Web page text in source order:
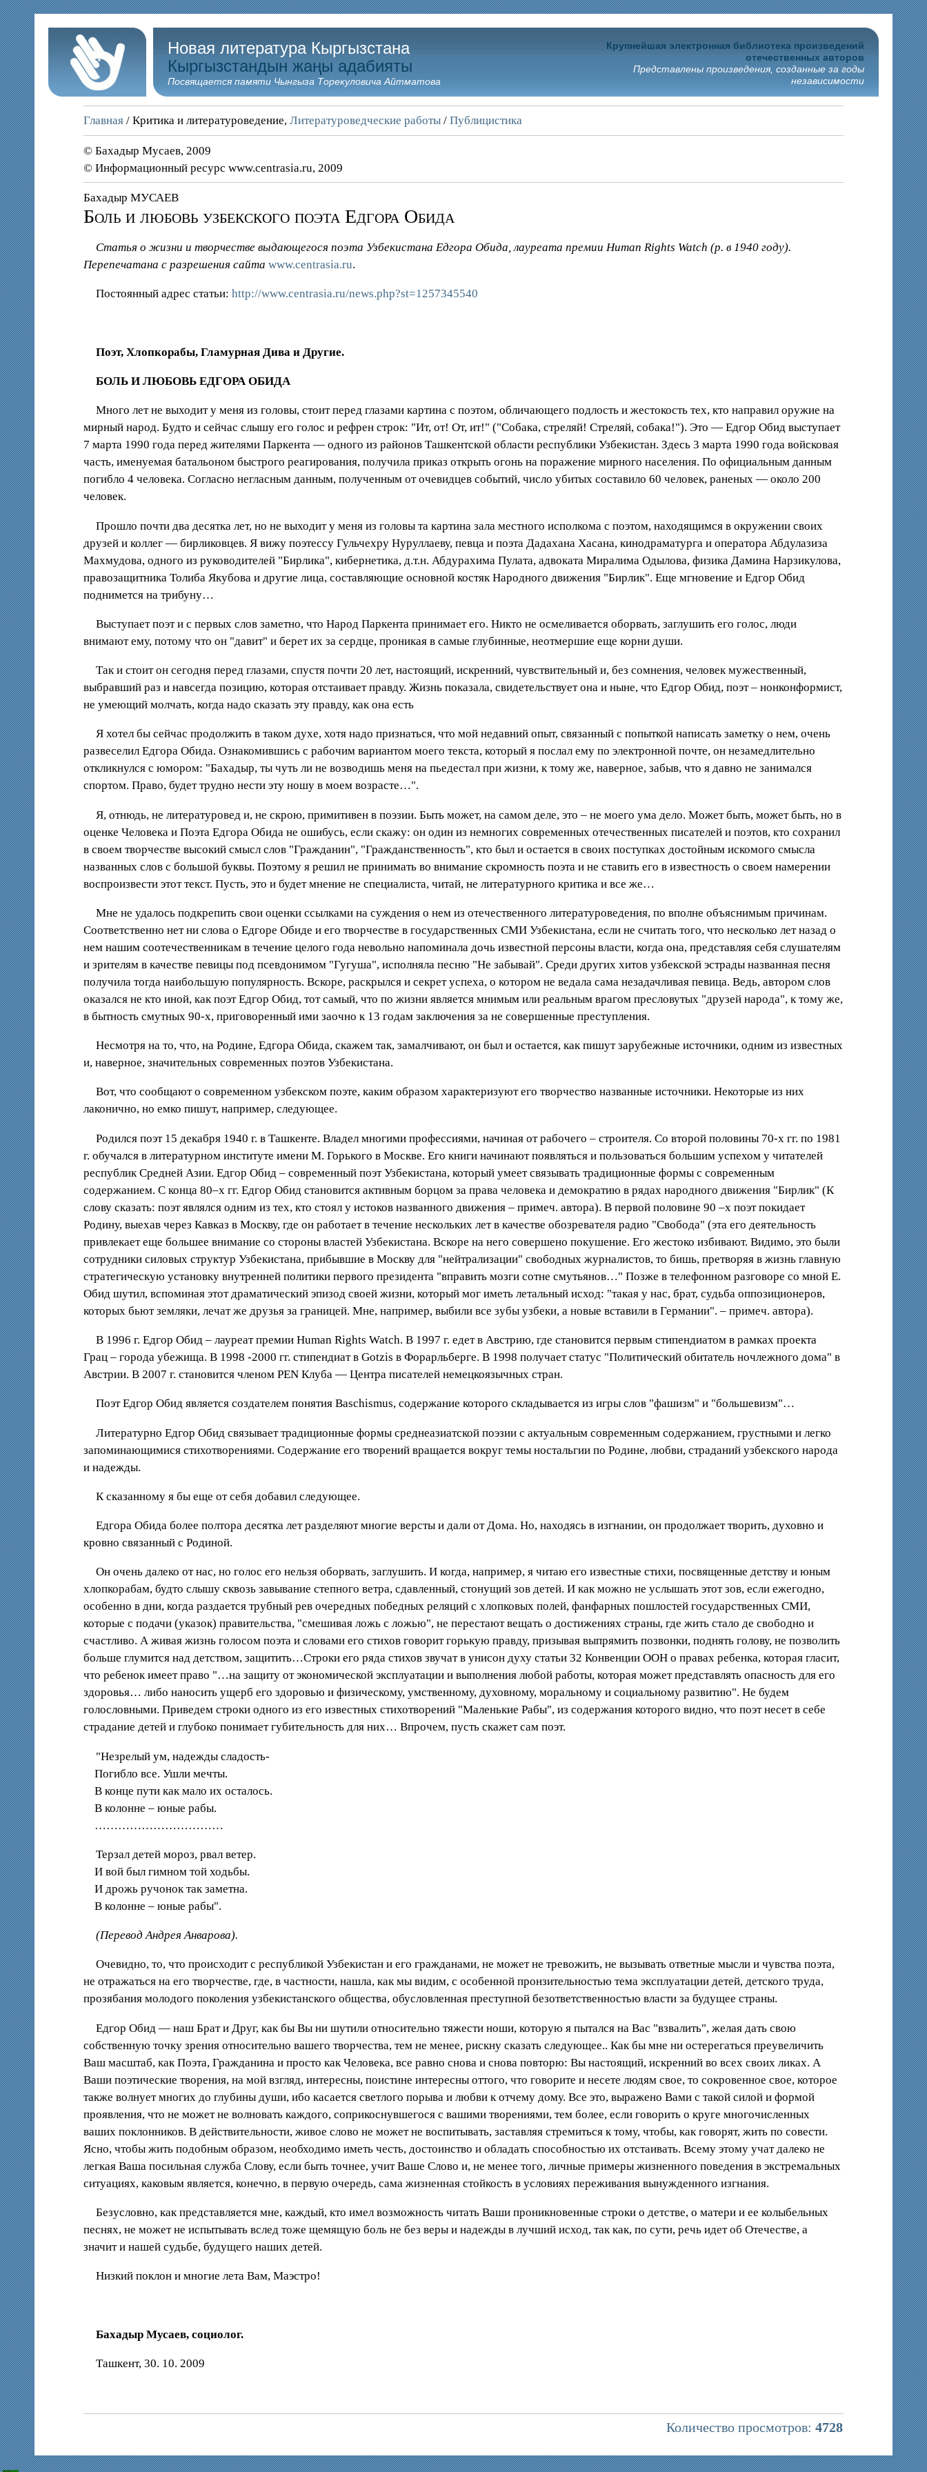
Новая литература Кыргызстана
Кыргызстандын жаңы адабияты
Посвящается памяти Чынгыза Торекуловича Айтматова
Крупнейшая электронная библиотека произведений
отечественных авторов
Представлены произведения, созданные за годы
независимости
Главная / Критика и литературоведение,Литературоведческие работы /Публицистика
© Бахадыр Мусаев, 2009
© Информационный ресурс www.centrasia.ru, 2009
Бахадыр МУСАЕВ
Боль и любовь узбекского поэта Едгора Обида
Статья о жизни и творчестве выдающегося поэта Узбекистана Едгора Обида, лауреата премии Human Rights Watch (р. в 1940 году).
Перепечатана с разрешения сайта www.centrasia.ru.
Постоянный адрес статьи:http://www.centrasia.ru/news.php?st=1257345540
Поэт, Хлопкорабы, Гламурная Дива и Другие.
БОЛЬ И ЛЮБОВЬ ЕДГОРА ОБИДА
Много лет не выходит у меня из головы, стоит перед глазами картина с поэтом, обличающего подлость и жестокость тех, кто направил оружие на
мирный народ. Будто и сейчас слышу его голос и рефрен строк: "Ит, от! От, ит!" ("Собака, стреляй! Стреляй, собака!"). Это — Едгор Обид выступает
7 марта 1990 года перед жителями Паркента — одного из районов Ташкентской области республики Узбекистан. Здесь 3 марта 1990 года войсковая
часть, именуемая батальоном быстрого реагирования, получила приказ открыть огонь на поражение мирного населения. По официальным данным
погибло 4 человека. Согласно негласным данным, полученным от очевидцев событий, число убитых составило 60 человек, раненых — около 200
человек.
Прошло почти два десятка лет, но не выходит у меня из головы та картина зала местного исполкома с поэтом, находящимся в окружении своих
друзей и коллег — бирликовцев. Я вижу поэтессу Гульчехру Нуруллаеву, певца и поэта Дадахана Хасана, кинодраматурга и оператора Абдулазиза
Махмудова, одного из руководителей "Бирлика", кибернетика, д.т.н. Абдурахима Пулата, адвоката Миралима Одылова, физика Дамина Нарзикулова,
правозащитника Толиба Якубова и другие лица, составляющие основной костяк Народного движения "Бирлик". Еще мгновение и Едгор Обид
поднимется на трибуну…
Выступает поэт и с первых слов заметно, что Народ Паркента принимает его. Никто не осмеливается оборвать, заглушить его голос, люди
внимают ему, потому что он "давит" и берет их за сердце, проникая в самые глубинные, неотмершие еще корни души.
Так и стоит он сегодня перед глазами, спустя почти 20 лет, настоящий, искренний, чувствительный и, без сомнения, человек мужественный,
выбравший раз и навсегда позицию, которая отстаивает правду. Жизнь показала, свидетельствует она и ныне, что Едгор Обид, поэт – нонконформист,
не умеющий молчать, когда надо сказать эту правду, как она есть
Я хотел бы сейчас продолжить в таком духе, хотя надо признаться, что мой недавний опыт, связанный с попыткой написать заметку о нем, очень
развеселил Едгора Обида. Ознакомившись с рабочим вариантом моего текста, который я послал ему по электронной почте, он незамедлительно
откликнулся с юмором: "Бахадыр, ты чуть ли не возводишь меня на пьедестал при жизни, к тому же, наверное, забыв, что я давно не занимался
спортом. Право, будет трудно нести эту ношу в моем возрасте…".
Я, отнюдь, не литературовед и, не скрою, примитивен в поэзии. Быть может, на самом деле, это – не моего ума дело. Может быть, может быть, но в
оценке Человека и Поэта Едгора Обида не ошибусь, если скажу: он один из немногих современных отечественных писателей и поэтов, кто сохранил
в своем творчестве высокий смысл слов "Гражданин", "Гражданственность", кто был и остается в своих поступках достойным искомого смысла
названных слов с большой буквы. Поэтому я решил не принимать во внимание скромность поэта и не ставить его в известность о своем намерении
воспроизвести этот текст. Пусть, это и будет мнение не специалиста, читай, не литературного критика и все же…
Мне не удалось подкрепить свои оценки ссылками на суждения о нем из отечественного литературоведения, по вполне объяснимым причинам.
Соответственно нет ни слова о Едгоре Обиде и его творчестве в государственных СМИ Узбекистана, если не считать того, что несколько лет назад о
нем нашим соотечественникам в течение целого года невольно напоминала дочь известной персоны власти, когда она, представляя себя слушателям
и зрителям в качестве певицы под псевдонимом "Гугуша", исполняла песню "Не забывай". Среди других хитов узбекской эстрады названная песня
получила тогда наибольшую популярность. Вскоре, раскрылся и секрет успеха, о котором не ведала сама незадачливая певица. Ведь, автором слов
оказался не кто иной, как поэт Едгор Обид, тот самый, что по жизни является мнимым или реальным врагом пресловутых "друзей народа", к тому же,
в бытность смутных 90-х, приговоренный ими заочно к 13 годам заключения за не совершенные преступления.
Несмотря на то, что, на Родине, Едгора Обида, скажем так, замалчивают, он был и остается, как пишут зарубежные источники, одним из известных
и, наверное, значительных современных поэтов Узбекистана.
Вот, что сообщают о современном узбекском поэте, каким образом характеризуют его творчество названные источники. Некоторые из них
лаконично, но емко пишут, например, следующее.
Родился поэт 15 декабря 1940 г. в Ташкенте. Владел многими профессиями, начиная от рабочего – строителя. Со второй половины 70-х гг. по 1981
г. обучался в литературном институте имени М. Горького в Москве. Его книги начинают появляться и пользоваться большим успехом у читателей
республик Средней Азии. Едгор Обид – современный поэт Узбекистана, который умеет связывать традиционные формы с современным
содержанием. С конца 80–х гг. Едгор Обид становится активным борцом за права человека и демократию в рядах народного движения "Бирлик" (К
слову сказать: поэт являлся одним из тех, кто стоял у истоков названного движения – примеч. автора). В первой половине 90 –х поэт покидает
Родину, выехав через Кавказ в Москву, где он работает в течение нескольких лет в качестве обозревателя радио "Свобода" (эта его деятельность
привлекает еще большее внимание со стороны властей Узбекистана. Вскоре на него совершено покушение. Его жестоко избивают. Видимо, это были
сотрудники силовых структур Узбекистана, прибывшие в Москву для "нейтрализации" свободных журналистов, то бишь, претворяя в жизнь главную
стратегическую установку внутренней политики первого президента "вправить мозги сотне смутьянов…" Позже в телефонном разговоре со мной Е.
Обид шутил, вспоминая этот драматический эпизод своей жизни, который мог иметь летальный исход: "такая у нас, брат, судьба оппозиционеров,
которых бьют земляки, лечат же друзья за границей. Мне, например, выбили все зубы узбеки, а новые вставили в Германии". – примеч. автора).
В 1996 г. Едгор Обид – лауреат премии Human Rights Watch. В 1997 г. едет в Австрию, где становится первым стипендиатом в рамках проекта
Грац – города убежища. В 1998 -2000 гг. стипендиат в Gotzis в Форарльберге. В 1998 получает статус "Политический обитатель ночлежного дома" в
Австрии. В 2007 г. становится членом PEN Клуба — Центра писателей немецкоязычных стран.
Поэт Едгор Обид является создателем понятия Baschismus, содержание которого складывается из игры слов "фашизм" и "большевизм"…
Литературно Едгор Обид связывает традиционные формы среднеазиатской поэзии с актуальным современным содержанием, грустными и легко
запоминающимися стихотворениями. Содержание его творений вращается вокруг темы ностальгии по Родине, любви, страданий узбекского народа
и надежды.
К сказанному я бы еще от себя добавил следующее.
Едгора Обида более полтора десятка лет разделяют многие версты и дали от Дома. Но, находясь в изгнании, он продолжает творить, духовно и
кровно связанный с Родиной.
Он очень далеко от нас, но голос его нельзя оборвать, заглушить. И когда, например, я читаю его известные стихи, посвященные детству и юным
хлопкорабам, будто слышу сквозь завывание степного ветра, сдавленный, стонущий зов детей. И как можно не услышать этот зов, если ежегодно,
особенно в дни, когда раздается трубный рев очередных победных реляций с хлопковых полей, фанфарных пошлостей государственных СМИ,
которые с подачи (указок) правительства, "смешивая ложь с ложью", не перестают вещать о достижениях страны, где жить стало де свободно и
счастливо. А живая жизнь голосом поэта и словами его стихов говорит горькую правду, призывая выпрямить позвонки, поднять голову, не позволить
больше глумится над детством, защитить…Строки его ряда стихов звучат в унисон духу статьи 32 Конвенции ООН о правах ребенка, которая гласит,
что ребенок имеет право "…на защиту от экономической эксплуатации и выполнения любой работы, которая может представлять опасность для его
здоровья… либо наносить ущерб его здоровью и физическому, умственному, духовному, моральному и социальному развитию". Не будем
голословными. Приведем строки одного из его известных стихотворений "Маленькие Рабы", из содержания которого видно, что поэт несет в себе
страдание детей и глубоко понимает губительность для них… Впрочем, пусть скажет сам поэт.
"Незрелый ум, надежды сладость-
Погибло все. Ушли мечты.
В конце пути как мало их осталось.
В колонне – юные рабы.
……………………………
Терзал детей мороз, рвал ветер.
И вой был гимном той ходьбы.
И дрожь ручонок так заметна.
В колонне – юные рабы".
(Перевод Андрея Анварова).
Очевидно, то, что происходит с республикой Узбекистан и его гражданами, не может не тревожить, не вызывать ответные мысли и чувства поэта,
не отражаться на его творчестве, где, в частности, нашла, как мы видим, с особенной пронзительностью тема эксплуатации детей, детского труда,
прозябания молодого поколения узбекистанского общества, обусловленная преступной безответственностью власти за будущее страны.
Едгор Обид — наш Брат и Друг, как бы Вы ни шутили относительно тяжести ноши, которую я пытался на Вас "взвалить", желая дать свою
собственную точку зрения относительно вашего творчества, тем не менее, рискну сказать следующее.. Как бы мне ни остерегаться преувеличить
Ваш масштаб, как Поэта, Гражданина и просто как Человека, все равно снова и снова повторю: Вы настоящий, искренний во всех своих ликах. А
Ваши поэтические творения, на мой взгляд, интересны, поистине интересны оттого, что говорите и несете людям свое, то сокровенное свое, которое
также волнует многих до глубины души, ибо касается светлого порыва и любви к отчему дому. Все это, выражено Вами с такой силой и формой
проявления, что не может не волновать каждого, соприкоснувшегося с вашими творениями, тем более, если говорить о круге многочисленных
ваших поклонников. В действительности, живое слово не может не воспитывать, заставляя стремиться к тому, чтобы, как говорят, жить по совести.
Ясно, чтобы жить подобным образом, необходимо иметь честь, достоинство и обладать способностью их отстаивать. Всему этому учат далеко не
легкая Ваша посильная служба Слову, если быть точнее, учит Ваше Слово и, не менее того, личные примеры жизненного поведения в экстремальных
ситуациях, каковым является, конечно, в первую очередь, сама жизненная стойкость в условиях переживания вынужденного изгнания.
Безусловно, как представляется мне, каждый, кто имел возможность читать Ваши проникновенные строки о детстве, о матери и ее колыбельных
песнях, не может не испытывать вслед тоже щемящую боль не без веры и надежды в лучший исход, так как, по сути, речь идет об Отечестве, а
значит и нашей судьбе, будущего наших детей.
Низкий поклон и многие лета Вам, Маэстро!
Бахадыр Мусаев, социолог.
Ташкент, 30. 10. 2009
Количество просмотров:4728